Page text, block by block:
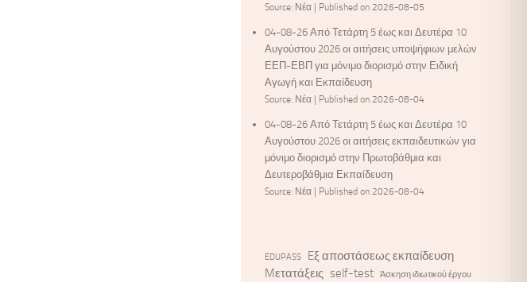
Source: Νέα Published on 2026-08-05
04-08-26 Από Τετάρτη 5 έως και Δευτέρα 10
Αυγούστου 2026 οι αιτήσεις υποψήφιων μελών
ΕΕΠ-ΕΒΠ για μόνιμο διορισμό στην Ειδική
Αγωγή και Εκπαίδευση
Source: Νέα Published on 2026-08-04
04-08-26 Από Τετάρτη 5 έως και Δευτέρα 10
Αυγούστου 2026 οι αιτήσεις εκπαιδευτικών για
μόνιμο διορισμό στην Πρωτοβάθμια και
Δευτεροβάθμια Εκπαίδευση
Source: Νέα Published on 2026-08-04
EDUPASS
Eξ αποστάσεως εκπαίδευση
Mετατάξεις self-test Άσκηση ιδιωτικού έργου